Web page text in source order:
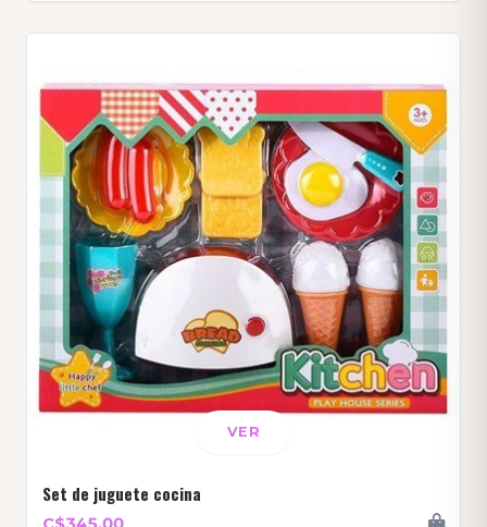
VER
Set de juguete cocina